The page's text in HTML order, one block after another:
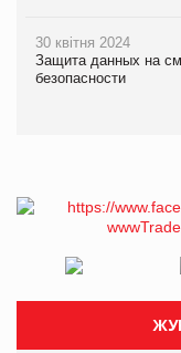
30 квітня 2024
Защита данных на
безопасности